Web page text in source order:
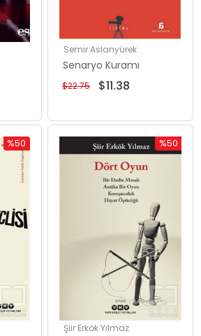
Semir Aslanyürek
Senaryo Kuramı
$11.38
$22.75
%50
İndirim
%50İndirim
Şiir Erkök Yılmaz
%50
İndirim